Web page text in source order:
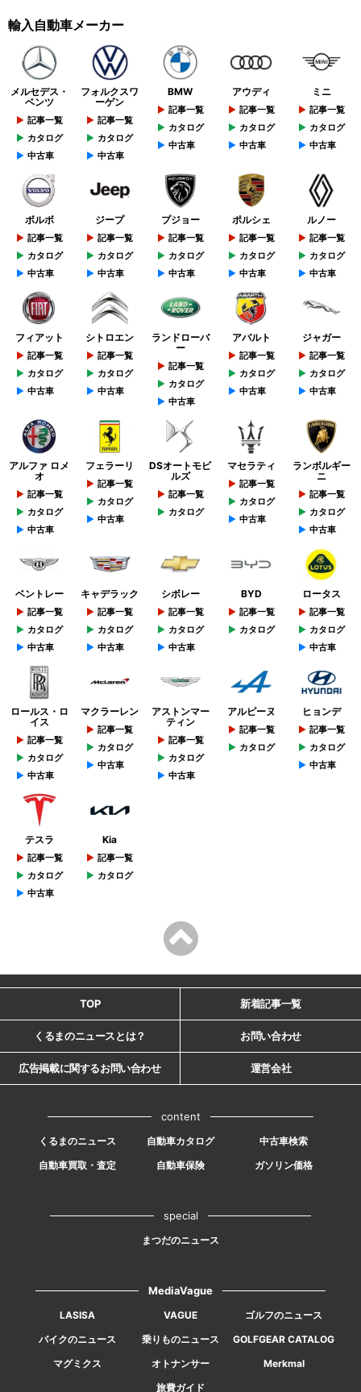
輸入自動車メーカー
メルセデス・
ベンツ
記事一覧
カタログ
中古車
フォルクスワ
ーゲン
記事一覧
カタログ
中古車
BMW
記事一覧
カタログ
中古車
アウディ
記事一覧
カタログ
中古車
ミニ
記事一覧
カタログ
中古車
ボルボ
記事一覧
カタログ
中古車
ジープ
記事一覧
カタログ
中古車
プジョー
記事一覧
カタログ
中古車
ポルシェ
記事一覧
カタログ
中古車
ルノー
記事一覧
カタログ
中古車
フィアット
記事一覧
カタログ
中古車
シトロエン
記事一覧
カタログ
中古車
ランドローバ
ー
記事一覧
カタログ
中古車
アバルト
記事一覧
カタログ
中古車
ジャガー
記事一覧
カタログ
中古車
アルファ ロメ
オ
記事一覧
カタログ
中古車
フェラーリ
記事一覧
カタログ
中古車
DSオートモビ
ルズ
記事一覧
カタログ
マセラティ
記事一覧
カタログ
中古車
ランボルギー
ニ
記事一覧
カタログ
中古車
ベントレー
記事一覧
カタログ
中古車
キャデラック
記事一覧
カタログ
中古車
シボレー
記事一覧
カタログ
中古車
BYD
記事一覧
カタログ
ロータス
記事一覧
カタログ
中古車
ロールス・ロ
イス
記事一覧
カタログ
中古車
マクラーレン
記事一覧
カタログ
中古車
アストンマー
ティン
記事一覧
カタログ
中古車
アルピーヌ
記事一覧
カタログ
ヒョンデ
記事一覧
カタログ
中古車
テスラ
記事一覧
カタログ
中古車
Kia
記事一覧
カタログ
TOP 新着記事一覧
くるまのニュースとは？ お問い合わせ
広告掲載に関するお問い合わせ 運営会社
content
くるまのニュース 自動車カタログ
中古車検索
自動車買取・査定
自動車保険 ガソリン価格
special
まつだのニュース
MediaVague
LASISA VAGUE
ゴルフのニュース
バイクのニュース
乗りものニュース
GOLFGEAR CATALOG
マグミクス
オトナンサー
Merkmal
旅費ガイド